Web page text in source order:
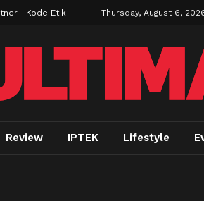
Kode Etik Thursday, August 6,
Review IPTEK Lifestyle